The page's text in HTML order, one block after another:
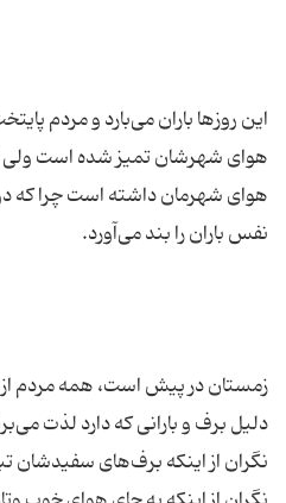
این روز‌ها باران می‌بارد و مردم
هوای شهرشان تمیز شده است ولی
هوای شهرمان داشته است چرا که
زمستان در پیش است، همه مردم
دلیل برف و بارانی که دارد لذت
نگران از اینکه برف‌های سفیدشان